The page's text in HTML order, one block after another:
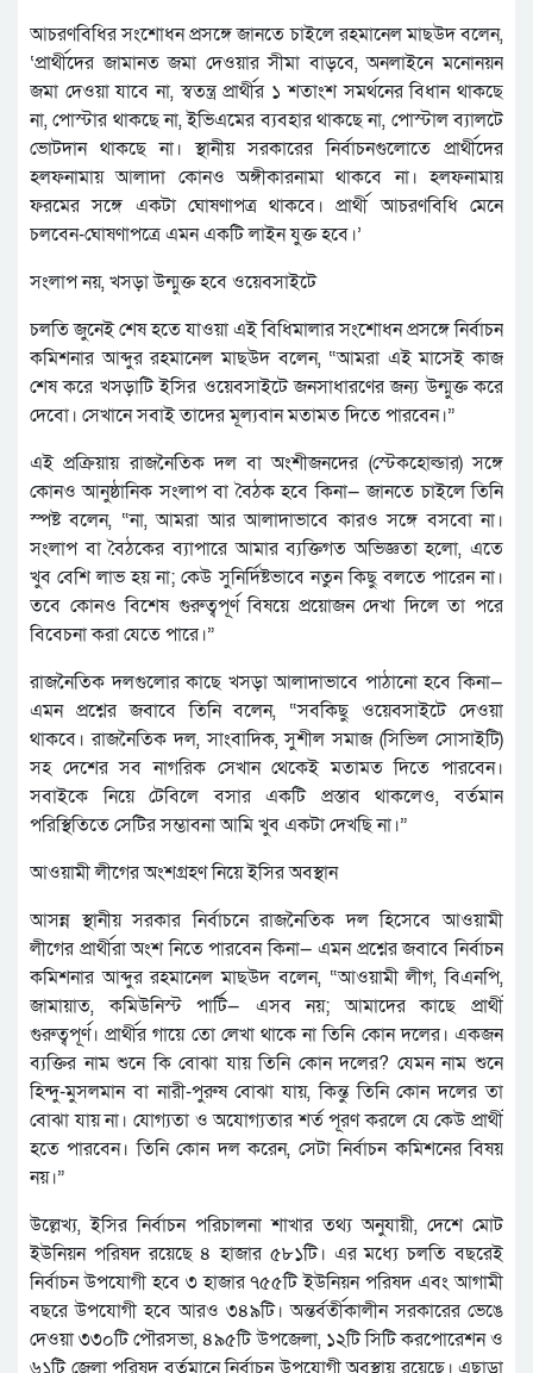
আচরণবিধির সংশোধন প্রসঙ্গে জানতে চাইলে রহমানেল মাছউদ বলেন,
‘প্রার্থীদের জামানত জমা দেওয়ার সীমা বাড়বে, অনলাইনে মনোনয়ন
জমা দেওয়া যাবে না, স্বতন্ত্র প্রার্থীর ১ শতাংশ সমর্থনের বিধান থাকছে
না, পোস্টার থাকছে না, ইভিএমের ব্যবহার থাকছে না, পোস্টাল ব্যালটে
ভোটদান থাকছে না। স্থানীয় সরকারের নির্বাচনগুলোতে প্রার্থীদের
হলফনামায় আলাদা কোনও অঙ্গীকারনামা থাকবে না। হলফনামায়
ফরমের সঙ্গে একটা ঘোষণাপত্র থাকবে। প্রার্থী আচরণবিধি মেনে
চলবেন-ঘোষণাপত্রে এমন একটি লাইন যুক্ত হবে।’
সংলাপ নয়, খসড়া উন্মুক্ত হবে ওয়েবসাইটে
চলতি জুনেই শেষ হতে যাওয়া এই বিধিমালার সংশোধন প্রসঙ্গে নির্বাচন
কমিশনার আব্দুর রহমানেল মাছউদ বলেন, “আমরা এই মাসেই কাজ
শেষ করে খসড়াটি ইসির ওয়েবসাইটে জনসাধারণের জন্য উন্মুক্ত করে
দেবো। সেখানে সবাই তাদের মূল্যবান মতামত দিতে পারবেন।”
এই প্রক্রিয়ায় রাজনৈতিক দল বা অংশীজনদের (স্টেকহোল্ডার) সঙ্গে
কোনও আনুষ্ঠানিক সংলাপ বা বৈঠক হবে কিনা— জানতে চাইলে তিনি
স্পষ্ট বলেন, “না, আমরা আর আলাদাভাবে কারও সঙ্গে বসবো না।
সংলাপ বা বৈঠকের ব্যাপারে আমার ব্যক্তিগত অভিজ্ঞতা হলো, এতে
খুব বেশি লাভ হয় না; কেউ সুনির্দিষ্টভাবে নতুন কিছু বলতে পারেন না।
তবে কোনও বিশেষ গুরুত্বপূর্ণ বিষয়ে প্রয়োজন দেখা দিলে তা পরে
বিবেচনা করা যেতে পারে।”
রাজনৈতিক দলগুলোর কাছে খসড়া আলাদাভাবে পাঠানো হবে কিনা—
এমন প্রশ্নের জবাবে তিনি বলেন, “সবকিছু ওয়েবসাইটে দেওয়া
থাকবে। রাজনৈতিক দল, সাংবাদিক, সুশীল সমাজ (সিভিল সোসাইটি)
সহ দেশের সব নাগরিক সেখান থেকেই মতামত দিতে পারবেন।
সবাইকে নিয়ে টেবিলে বসার একটি প্রস্তাব থাকলেও, বর্তমান
পরিস্থিতিতে সেটির সম্ভাবনা আমি খুব একটা দেখছি না।”
আওয়ামী লীগের অংশগ্রহণ নিয়ে ইসির অবস্থান
আসন্ন স্থানীয় সরকার নির্বাচনে রাজনৈতিক দল হিসেবে আওয়ামী
লীগের প্রার্থীরা অংশ নিতে পারবেন কিনা— এমন প্রশ্নের জবাবে নির্বাচন
কমিশনার আব্দুর রহমানেল মাছউদ বলেন, “আওয়ামী লীগ, বিএনপি,
জামায়াত, কমিউনিস্ট পার্টি— এসব নয়; আমাদের কাছে প্রার্থী
গুরুত্বপূর্ণ। প্রার্থীর গায়ে তো লেখা থাকে না তিনি কোন দলের। একজন
ব্যক্তির নাম শুনে কি বোঝা যায় তিনি কোন দলের? যেমন নাম শুনে
হিন্দু-মুসলমান বা নারী-পুরুষ বোঝা যায়, কিন্তু তিনি কোন দলের তা
বোঝা যায় না। যোগ্যতা ও অযোগ্যতার শর্ত পূরণ করলে যে কেউ প্রার্থী
হতে পারবেন। তিনি কোন দল করেন, সেটা নির্বাচন কমিশনের বিষয়
নয়।”
উল্লেখ্য, ইসির নির্বাচন পরিচালনা শাখার তথ্য অনুযায়ী, দেশে মোট
ইউনিয়ন পরিষদ রয়েছে ৪ হাজার ৫৮১টি। এর মধ্যে চলতি বছরেই
নির্বাচন উপযোগী হবে ৩ হাজার ৭৫৫টি ইউনিয়ন পরিষদ এবং আগামী
বছরে উপযোগী হবে আরও ৩৪৯টি। অন্তর্বর্তীকালীন সরকারের ভেঙে
দেওয়া ৩৩০টি পৌরসভা, ৪৯৫টি উপজেলা, ১২টি সিটি করপোরেশন ও